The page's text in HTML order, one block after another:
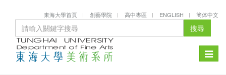
東海大學首頁 創藝學院 高中專區 ENGLISH 簡体中文
搜尋
Toggle